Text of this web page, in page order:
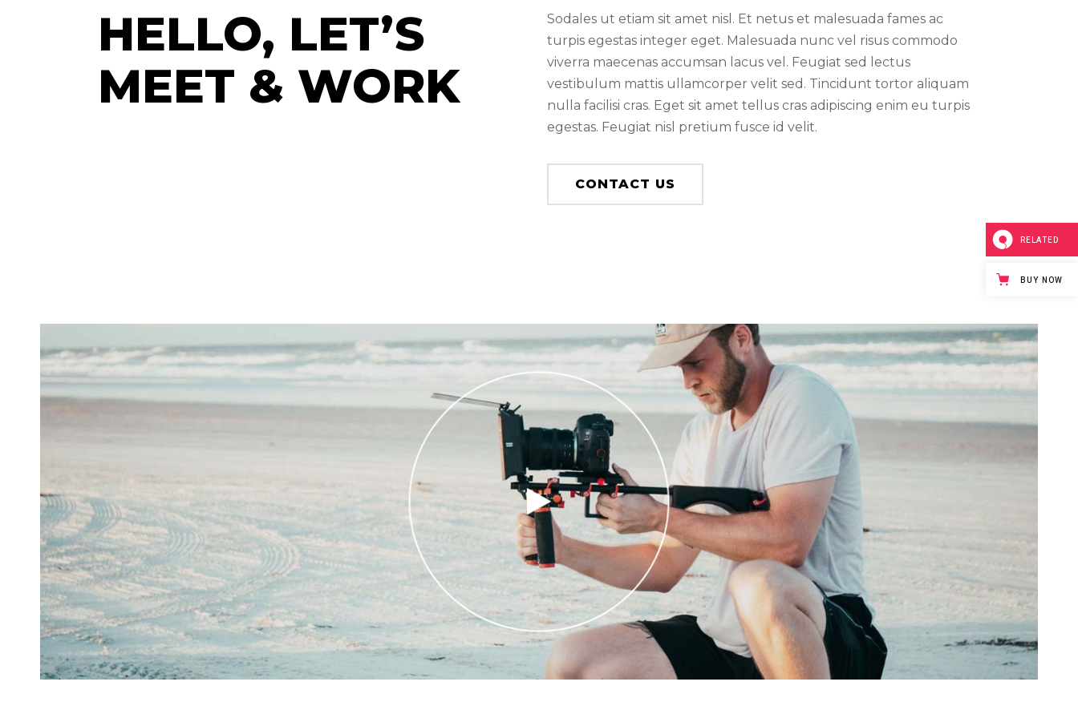
HELLO, LET’S
MEET & WORK
Sodales ut etiam sit amet nisl. Et netus et malesuada fames ac
turpis egestas integer eget. Malesuada nunc vel risus commodo
viverra maecenas accumsan lacus vel. Feugiat sed lectus
vestibulum mattis ullamcorper velit sed. Tincidunt tortor aliquam
nulla facilisi cras. Eget sit amet tellus cras adipiscing enim eu turpis
egestas. Feugiat nisl pretium fusce id velit.
CONTACT US
RELATED
BUY NOW